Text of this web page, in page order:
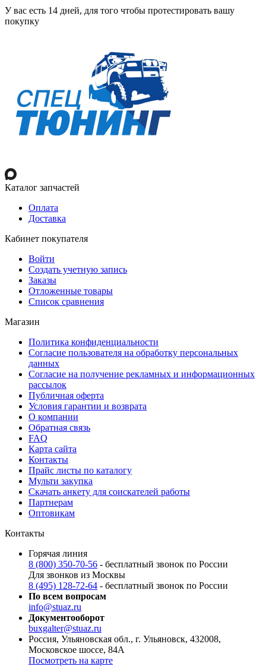
У вас есть 14 дней, для того чтобы протестировать вашу
покупку
Каталог запчастей
Оплата
Доставка
Кабинет покупателя
Войти
Создать учетную запись
Заказы
Отложенные товары
Список сравнения
Магазин
Политика конфиденциальности
Согласие пользователя на обработку персональных
данных
Согласие на получение рекламных и информационных
рассылок
Публичная оферта
Условия гарантии и возврата
О компании
Обратная связь
FAQ
Карта сайта
Контакты
Прайс листы по каталогу
Мульти закупка
Скачать анкету для соискателей работы
Партнерам
Оптовикам
Контакты
Горячая линия
8 (800) 350-70-56 - бесплатный звонок по России
Для звонков из Москвы
8 (495) 128-72-64 - бесплатный звонок по России
По всем вопросам
info@stuaz.ru
Документооборот
buxgalter@stuaz.ru
Россия, Ульяновская обл., г. Ульяновск, 432008,
Московское шоссе, 84А
Посмотреть на карте